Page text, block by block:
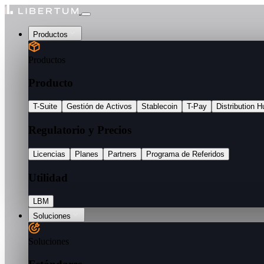
Productos
Productos
Producto
T-Suite Gestión de Activos Stablecoin T-Pay Distribution
Regulatorio y Precios
Licencias Planes Partners Programa de Referidos
Utilidad
LBM
Soluciones
Soluciones